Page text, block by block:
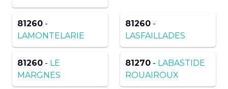
81260 -
LAMONTELARIE
81260 -
LASFAILLADES
81260 - LE
MARGNES
81270 - LABASTIDE
ROUAIROUX